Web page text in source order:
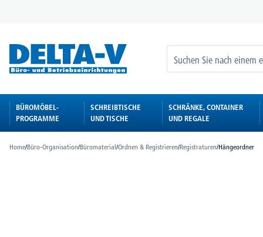
BÜROMÖBEL-
PROGRAMME
SCHREIBTISCHE
UND TISCHE
SCHRÄNKE, CONTAINER
UND REGALE
Home/Büro-Organisation/Büromaterial/Ordnen & Registrieren/Registraturen/Hängeordner